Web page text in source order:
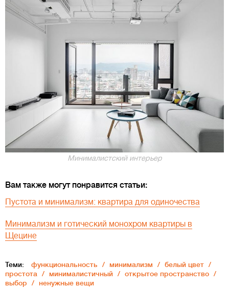
Минималистский интерьер
Вам также могут понравится статьи:
Пустота и минимализм: квартира для одиночества
Минимализм и готический монохром квартиры в
Щецине
Теми: функциональность минимализм
белый цвет
простота
минималистичный
открытое пространство
выбор
ненужные вещи